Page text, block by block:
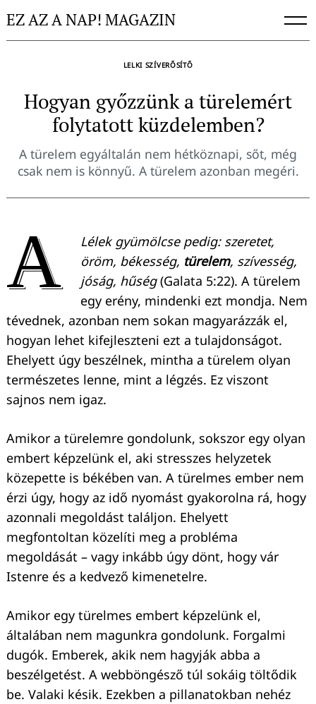
toEZ AZ A NAP! MAGAZIN
LELKI SZÍVERŐSÍTŐ
Hogyan győzzünk a türelemért
folytatott küzdelemben?
A türelem egyáltalán nem hétköznapi, sőt, még
csak nem is könnyű. A türelem azonban megéri.
A
Lélek gyümölcse pedig: szeretet,
öröm, békesség, türelem, szívesség,
jóság, hűség(Galata 5:22). A türelem
egy erény, mindenki ezt mondja. Nem
tévednek, azonban nem sokan magyarázzák el,
hogyan lehet kifejleszteni ezt a tulajdonságot.
Ehelyett úgy beszélnek, mintha a türelem olyan
természetes lenne, mint a légzés. Ez viszont
sajnos nem igaz.
Amikor a türelemre gondolunk, sokszor egy olyan
embert képzelünk el, aki stresszes helyzetek
közepette is békében van. A türelmes ember nem
érzi úgy, hogy az idő nyomást gyakorolna rá, hogy
azonnali megoldást találjon. Ehelyett
megfontoltan közelíti meg a probléma
megoldását – vagy inkább úgy dönt, hogy vár
Istenre és a kedvező kimenetelre.
Amikor egy türelmes embert képzelünk el,
általában nem magunkra gondolunk. Forgalmi
dugók. Emberek, akik nem hagyják abba a
beszélgetést. A webböngésző túl sokáig töltődik
be. Valaki késik. Ezekben a pillanatokban nehéz